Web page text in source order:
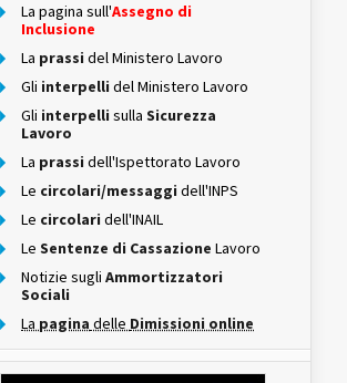
La pagina sull'Assegno di
Inclusione
La prassi del Ministero Lavoro
Gli interpelli del Ministero Lavoro
Gli interpelli sulla Sicurezza
Lavoro
La prassi dell'Ispettorato Lavoro
Le circolari/messaggi dell'INPS
Le circolari dell'INAIL
Le Sentenze di Cassazione Lavoro
Notizie sugli Ammortizzatori
Sociali
La pagina delle Dimissioni online